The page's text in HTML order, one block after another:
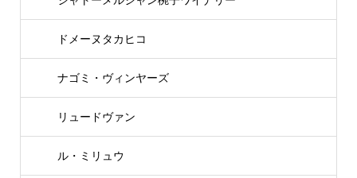
ドメーヌタカヒコ
ナゴミ・ヴィンヤーズ
リュードヴァン
ル・ミリュウ